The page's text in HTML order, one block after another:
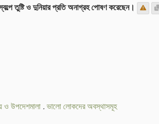
তুষ্টি ও দুনিয়ার প্রতি অনাগ্রহ পোষণ করেছেন।
ও উপদেশমালা.ভালো লোকদের অবস্থাসমূহ